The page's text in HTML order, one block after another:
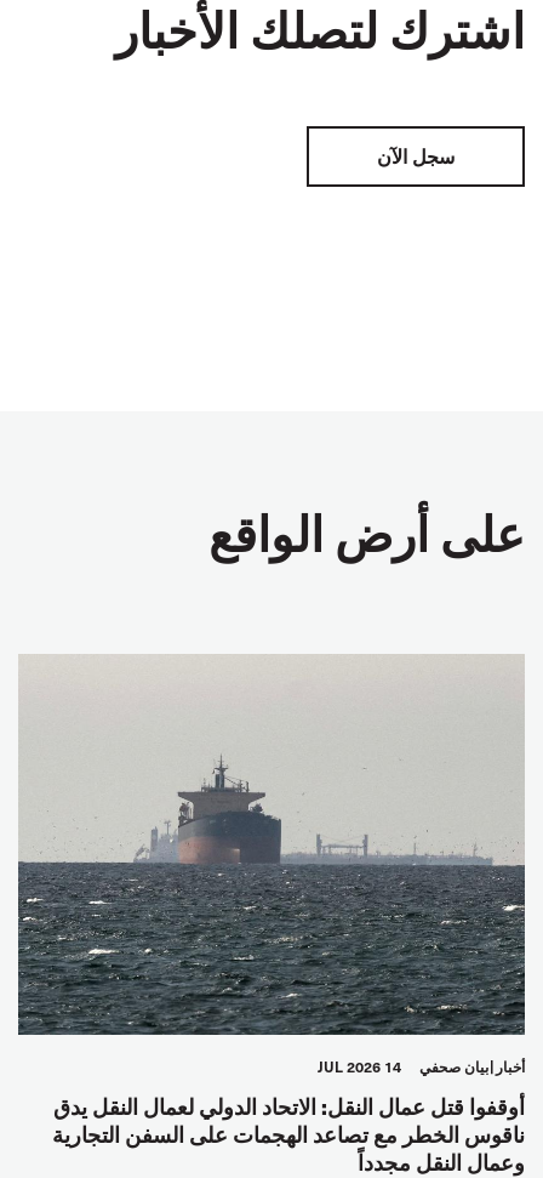
اشترك لتصلك الأخبار
سجل الآن
على أرض الواقع
أخبار بيان صحفي 14 JUL 2026
أوقفوا قتل عمال النقل: الاتحاد الدولي لعمال النقل يدق
ناقوس الخطر مع تصاعد الهجمات على السفن التجارية
وعمال النقل مجدداً